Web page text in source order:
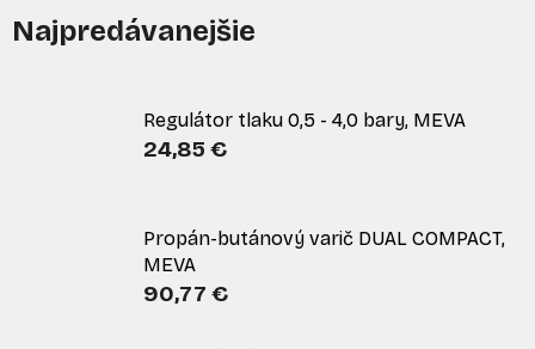
Najpredávanejšie
Regulátor tlaku 0,5 - 4,0 bary, MEVA
24,85 €
Propán-butánový varič DUAL COMPACT,
MEVA
90,77 €